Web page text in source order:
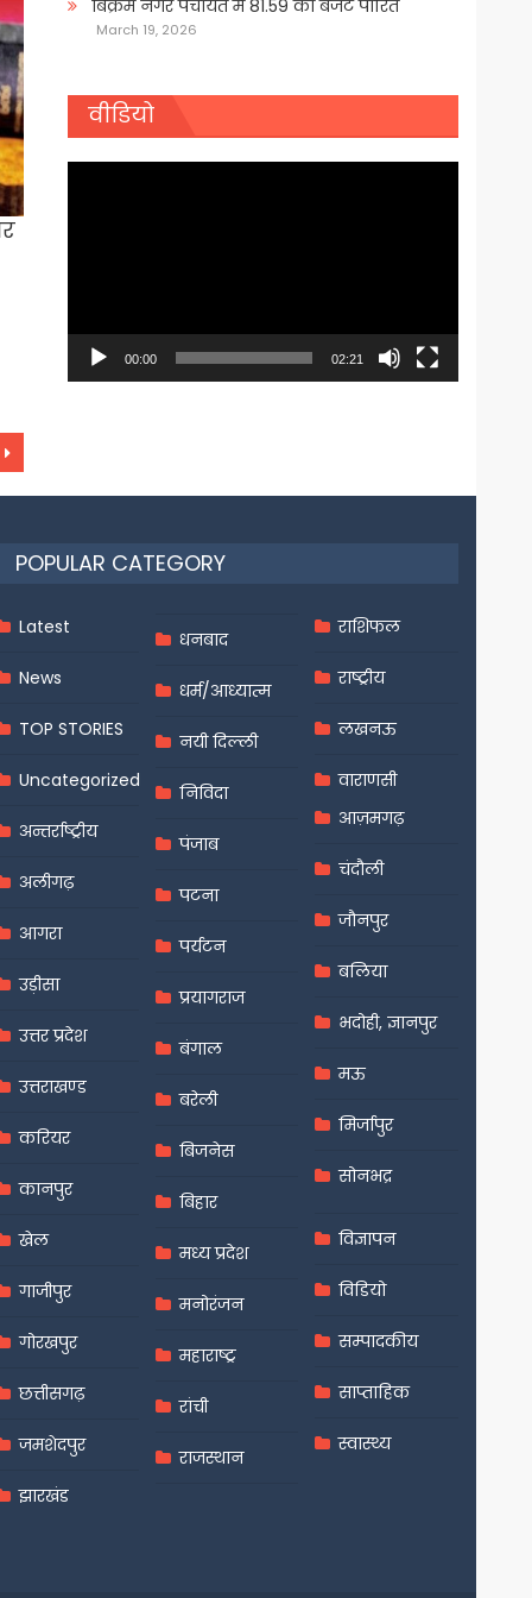
बिक्रम नगर पंचायत में 81.59 का बजट पारित
March 19, 2026
वीडियो
00:00 02:21
POPULAR CATEGORY
Latest
News
TOP STORIES
Uncategorized
अन्तर्राष्ट्रीय
अलीगढ़
आगरा
उड़ीसा
उत्तर प्रदेश
उत्तराखण्ड
करियर
कानपुर
खेल
गाजीपुर
गोरखपुर
छत्तीसगढ़
जमशेदपुर
झारखंड
धनबाद
धर्म/आध्यात्म
नयी दिल्ली
निविदा
पंजाब
पटना
पर्यटन
प्रयागराज
बंगाल
बरेली
बिजनेस
बिहार
मध्य प्रदेश
मनोरंजन
महाराष्ट्र
रांची
राजस्थान
राशिफल
राष्ट्रीय
लखनऊ
वाराणसी
आज़मगढ़
चंदौली
जौनपुर
बलिया
भदोही, ज्ञानपुर
मऊ
मिर्जापुर
सोनभद्र
विज्ञापन
विडियो
सम्पादकीय
साप्ताहिक
स्वास्थ्य